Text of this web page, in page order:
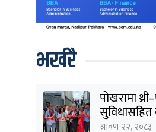
भर्खरै
पोखरामा
सुविधासहित
आधिकारिक
श्रावण २२, २०८३